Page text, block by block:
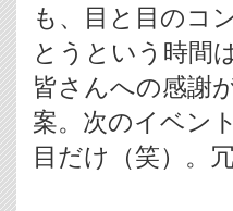
も、目と目のコ
とうという時間
皆さんへの感謝
案。次のイベン
目だけ（笑）。